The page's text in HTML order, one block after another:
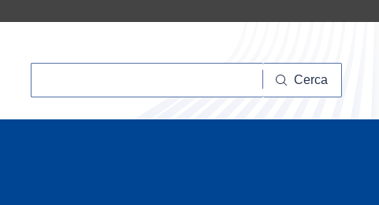
Cerca